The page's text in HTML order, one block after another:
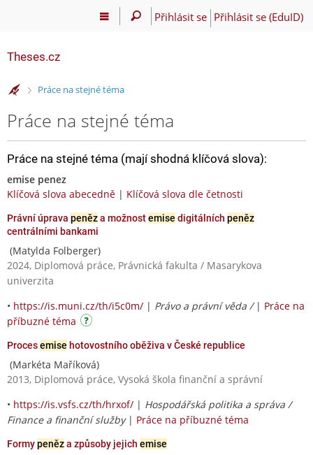
Přihlásit se Přihlásit se (EduID)
Theses.cz
>Práce na stejné téma
Práce na stejné téma
Práce na stejné téma (mají shodná klíčová slova):
emise penez
Klíčová slova abecedně | Klíčová slova dle četnosti
Právní úprava peněza možnostemise digitálních peněz
centrálními bankami
(Matylda Folberger)
2024, Diplomová práce, Právnická fakulta / Masarykova
univerzita
• https://is.muni.cz/th/i5c0m/ | Právo a právní věda / | Práce na
příbuzné téma
Procesemise hotovostního oběživa v České republice
(Markéta Maříková)
2013, Diplomová práce, Vysoká škola finanční a správní
• https://is.vsfs.cz/th/hrxof/ | Hospodářská politika a správa /
Finance a finanční služby| Práce na příbuzné téma
Formypeněza způsoby jejich emise